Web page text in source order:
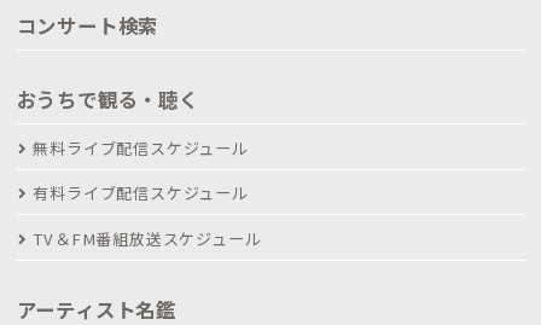
コンサート検索
おうちで観る・聴く
無料ライブ配信スケジュール
有料ライブ配信スケジュール
TV＆FM番組放送スケジュール
アーティスト名鑑